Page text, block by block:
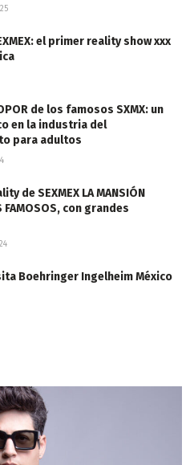
el primer reality show xxx
de los famosos SXMX: un
en la industria del
para adultos
de SEXMEX LA MANSIÓN
FAMOSOS, con grandes
Boehringer Ingelheim México